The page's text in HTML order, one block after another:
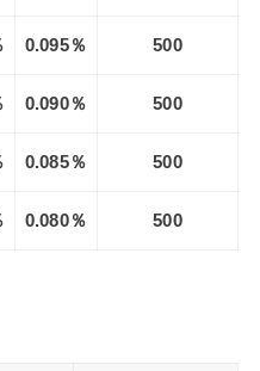
0.095％ 500
0.090％ 500
0.085％ 500
0.080％ 500